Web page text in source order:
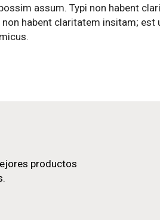
assum. Typi non habent
habent claritatem insitam;
productos